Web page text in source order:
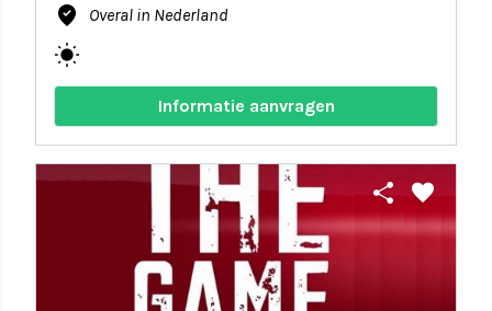
where_to_vote Overal in Nederland
wb_sunny
Informatie aanvragen
share favorite